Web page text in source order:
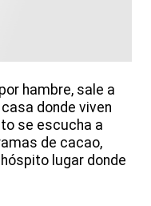
hambre, sale a
donde viven
se escucha a
de cacao,
lugar donde